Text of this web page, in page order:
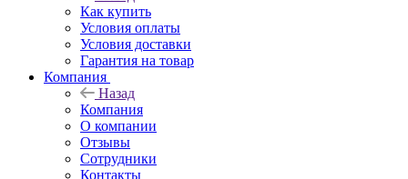
Как купить
Условия оплаты
Условия доставки
Гарантия на товар
Компания
Назад
Компания
О компании
Отзывы
Сотрудники
Контакты